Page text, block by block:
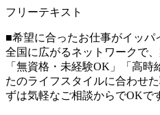
フリーテキスト
■希望に合ったお仕事がイッパ
全国に広がるネットワークで
「無資格・未経験OK」「高
たのライフスタイルに合わせ
ずは気軽なご相談からでOKで